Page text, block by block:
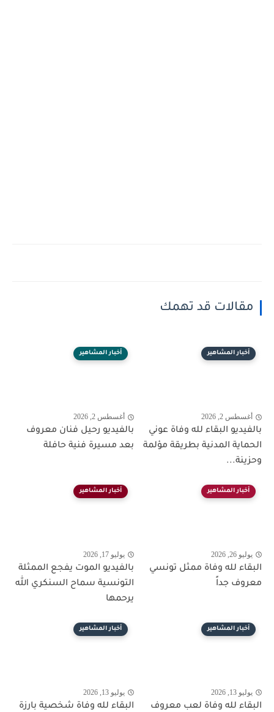
مقالات قد تهمك
أخبار المشاهير
أغسطس 2, 2026
بالفيديو البقاء لله وفاة عوني
الحماية المدنية بطريقة مؤلمة
وحزينة...
أخبار المشاهير
أغسطس 2, 2026
بالفيديو رحيل فنان معروف
بعد مسيرة فنية حافلة
أخبار المشاهير
يوليو 26, 2026
البقاء لله وفاة ممثل تونسي
معروف جداً
أخبار المشاهير
يوليو 17, 2026
بالفيديو الموت يفجع الممثلة
التونسية سماح السنكري الله
يرحمها
أخبار المشاهير
يوليو 13, 2026
البقاء لله وفاة لعب معروف
أخبار المشاهير
يوليو 13, 2026
البقاء لله وفاة شخصية بارزة